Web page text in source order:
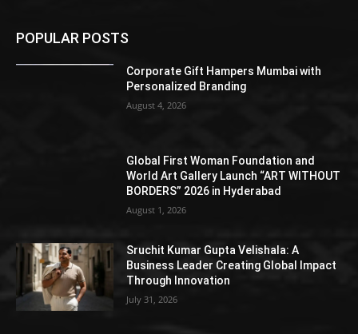
POPULAR POSTS
Corporate Gift Hampers Mumbai with
Personalized Branding
August 4, 2026
Global First Woman Foundation and
World Art Gallery Launch “ART WITHOUT
BORDERS” 2026 in Hyderabad
August 1, 2026
Sruchit Kumar Gupta Velishala: A
Business Leader Creating Global Impact
Through Innovation
July 31, 2026